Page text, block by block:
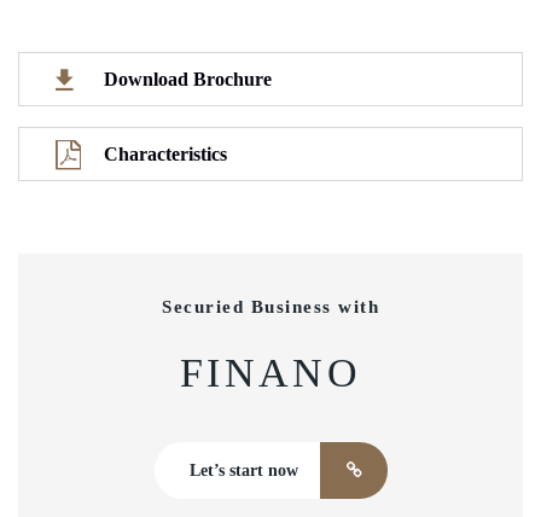
Download Brochure
Characteristics
Securied Business with
FINANO
Let’s start now